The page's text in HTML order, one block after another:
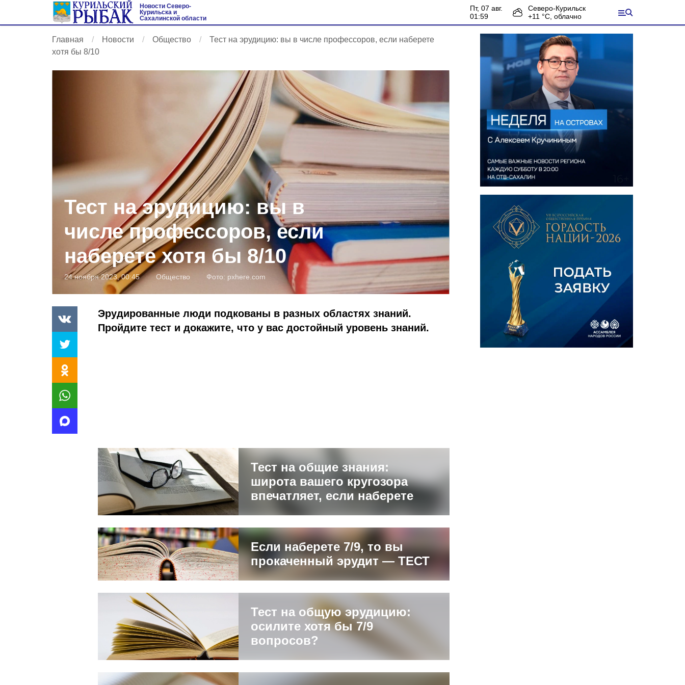
Новости Северо-
Курильска и
Сахалинской области
пт, 07 авг.
01:59
Северо-Курильск
+11 °С, облачно
Главная Новости Общество
Тест на эрудицию: вы в числе профессоров, если наберете
хотя бы 8/10
Тест на эрудицию: вы в
числе профессоров, если
наберете хотя бы 8/10
24 ноября 2023, 00:45 Общество Фото: pxhere.com
Эрудированные люди подкованы в разных областях знаний.
Пройдите тест и докажите, что у вас достойный уровень знаний.
Тест на общие знания:
широта вашего кругозора
впечатляет, если наберете
Если наберете 7/9, то вы
прокаченный эрудит — ТЕСТ
Тест на общую эрудицию:
осилите хотя бы 7/9
вопросов?